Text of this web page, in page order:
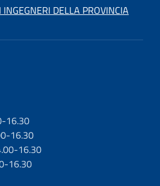
INGEGNERI DELLA PROVINCIA
16.30
16.30
16.30
16.30